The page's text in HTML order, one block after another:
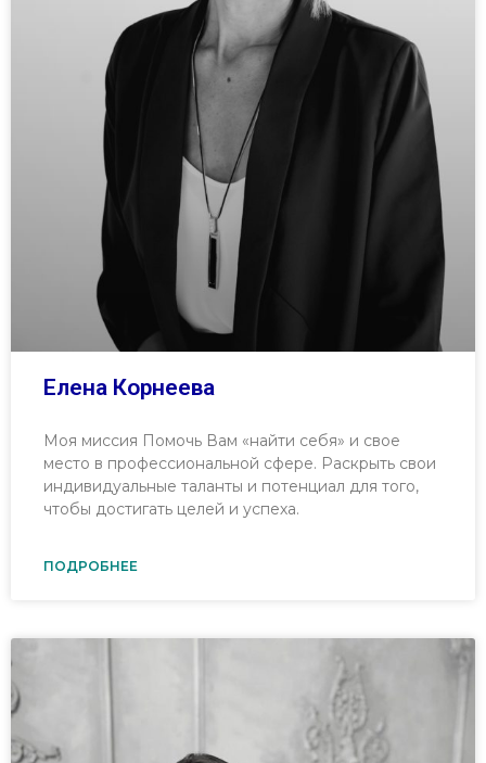
Елена Корнеева
Моя миссия Помочь Вам «найти себя» и свое
место в профессиональной сфере. Раскрыть свои
индивидуальные таланты и потенциал для того,
чтобы достигать целей и успеха.
ПОДРОБНЕЕ